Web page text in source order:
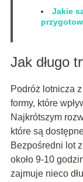
Jakie
Jak długo
Podróż lotnicza
formy, które
Najkrótszym
które są
Bezpośredni lot
około 9-10
zajmuje nieco